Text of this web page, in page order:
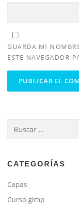
GUARDA MI
ESTE NAVEGADOR
Buscar:
CATEGORÍAS
Capas
Curso gimp